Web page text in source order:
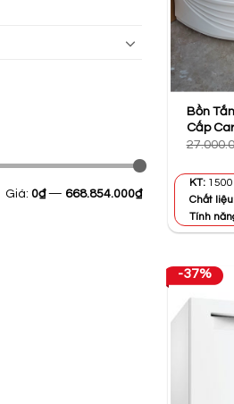
Giá: 0₫— 668.854.000₫
Bồn
Cấp
KT:1500
Chất
Tính
-37%